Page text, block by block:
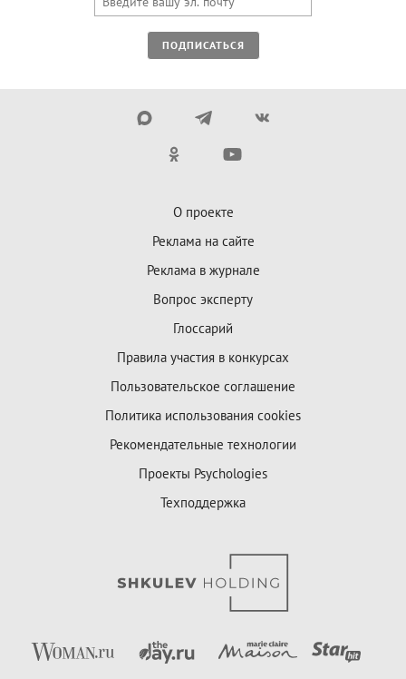
ПОДПИСАТЬСЯ
О проекте
Реклама на сайте
Реклама в журнале
Вопрос эксперту
Глоссарий
Правила участия в конкурсах
Пользовательское соглашение
Политика использования cookies
Рекомендательные технологии
Проекты Psychologies
Техподдержка